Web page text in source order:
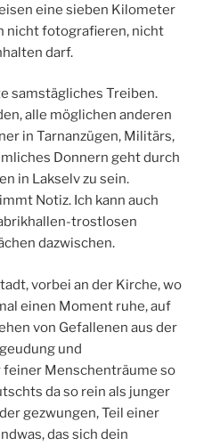
eine sieben Kilometer
nicht fotografieren, nicht
darf.
samstägliches Treiben.
alle möglichen anderen
in Tarnanzügen, Militärs,
Donnern geht durch
in Lakselv zu sein.
Notiz. Ich kann auch
trostlosen
dazwischen.
vorbei an der Kirche, wo
einen Moment ruhe, auf
von Gefallenen aus der
und
Menschenträume so
da so rein als junger
gezwungen, Teil einer
das sich dein